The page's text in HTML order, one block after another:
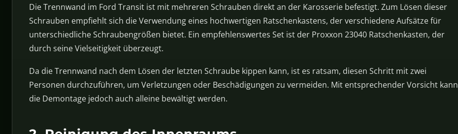
Die Trennwand im Ford Transit ist mit mehreren Schrauben direkt an der Karosserie befestigt. Zum Lösen dieser
Schrauben empfiehlt sich die Verwendung eines hochwertigen Ratschenkastens, der verschiedene Aufsätze für
unterschiedliche Schraubengrößen bietet. Ein empfehlenswertes Set ist der Proxxon 23040 Ratschenkasten, der
durch seine Vielseitigkeit überzeugt.
Da die Trennwand nach dem Lösen der letzten Schraube kippen kann, ist es ratsam, diesen Schritt mit zwei
Personen durchzuführen, um Verletzungen oder Beschädigungen zu vermeiden. Mit entsprechender Vorsicht kann
die Demontage jedoch auch alleine bewältigt werden.